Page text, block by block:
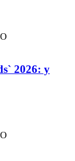
2026: у